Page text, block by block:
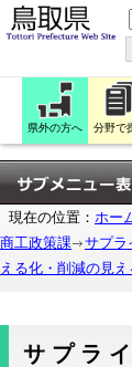
県外の方へ 分野で
現在の位置： ホー
商工政策課
サプラ
える化・削減の見
サプラ